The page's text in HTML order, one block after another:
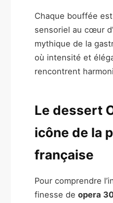
Chaque bouffée
sensoriel au cœur
mythique de la
où intensité et
rencontrent
Le dessert
icône de la
française
Pour comprendre
finesse deopera